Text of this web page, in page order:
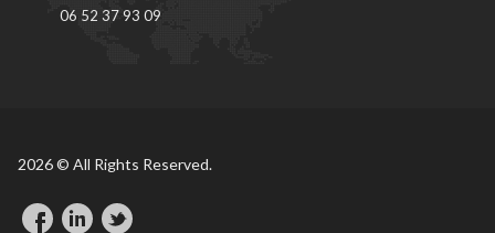
06 52 37 93 09
2026 © All Rights Reserved.